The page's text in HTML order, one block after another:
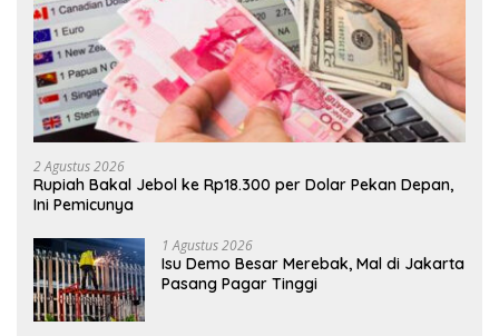
2 Agustus 2026
Rupiah Bakal Jebol ke Rp18.300 per Dolar Pekan Depan,
Ini Pemicunya
1 Agustus 2026
Isu Demo Besar Merebak, Mal di Jakarta
Pasang Pagar Tinggi